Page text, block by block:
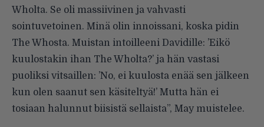
Wholta. Se oli massiivinen ja vahvasti
sointuvetoinen. Minä olin innoissani, koska pidin
The Whosta. Muistan intoilleeni Davidille: ’Eikö
kuulostakin ihan The Wholta?’ ja hän vastasi
puoliksi vitsaillen: ’No, ei kuulosta enää sen jälkeen
kun olen saanut sen käsiteltyä!’ Mutta hän ei
tosiaan halunnut biisistä sellaista”, May muistelee.